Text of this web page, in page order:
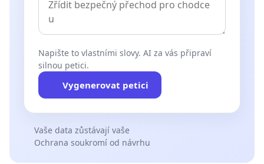
Napište to vlastními slovy. AI za vás připraví
silnou petici.
Vygenerovat petici
Vaše data zůstávají vaše
Ochrana soukromí od návrhu